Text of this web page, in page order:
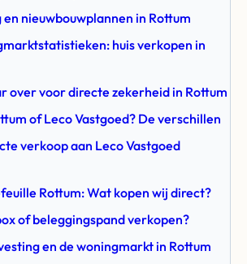
nieuwbouwplannen in Rottum
huis verkopen in
over voor directe zekerheid in Rottum
of Leco Vastgoed? De verschillen
verkoop aan Leco Vastgoed
Rottum: Wat kopen wij direct?
of beleggingspand verkopen?
en de woningmarkt in Rottum